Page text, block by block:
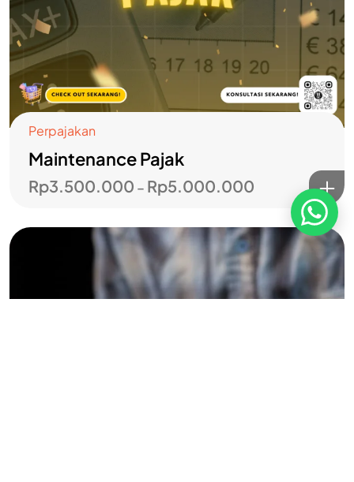
Perpajakan
Maintenance Pajak
Rp3.500.000 – Rp5.000.000
Karir
Kebijakan Privasi
Kebijakan Pengembalian &
Refund
Kebijakan Kupon Pintar
Syarat dan Ketentuan
Pembayaran
Copyright ©2026 PT Founder Media Partner - Founders, All
Rights Reserved.